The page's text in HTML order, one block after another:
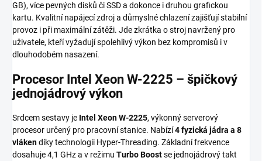
GB), více pevných disků či SSD a dokonce i druhou grafickou
kartu. Kvalitní napájecí zdroj a důmyslné chlazení zajišťují stabilní
provoz i při maximální zátěži. Jde zkrátka o stroj navržený pro
uživatele, kteří vyžadují spolehlivý výkon bez kompromisů i v
dlouhodobém nasazení.
Procesor Intel Xeon W-2225 – špičkový
jednojádrový výkon
Srdcem sestavy je Intel Xeon W-2225, výkonný serverový
procesor určený pro pracovní stanice. Nabízí4 fyzická jádra a 8
vlákendíky technologii Hyper-Threading. Základní frekvence
dosahuje 4,1 GHz a v režimu Turbo Boostse jednojádrový takt